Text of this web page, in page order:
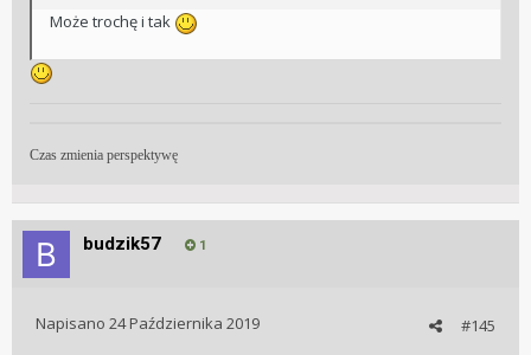
Może trochę i tak
Czas zmienia perspektywę
budzik57 1
#145
Napisano 24 Października 2019